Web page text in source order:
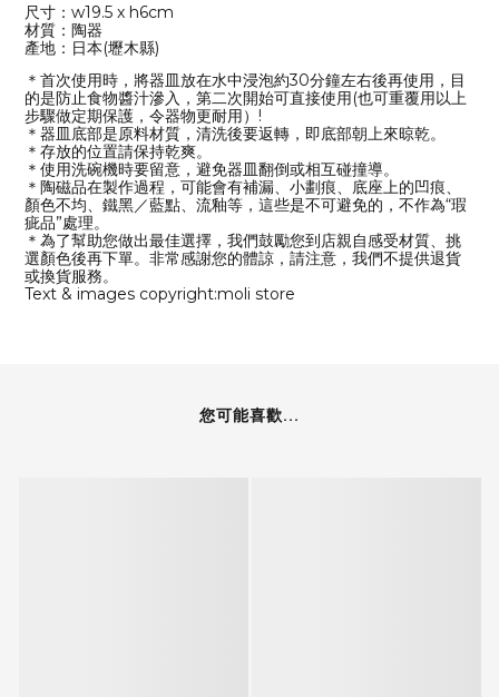
尺寸：w19.5 x h6cm
材質：陶器
產地：日本(壢木縣)
＊首次使用時，將器皿放在水中浸泡約30分鐘左右後再使用，目
的是防止食物醬汁滲入，第二次開始可直接使用(也可重覆用以上
步驟做定期保護，令器物更耐用）!
＊器皿底部是原料材質，清洗後要返轉，即底部朝上來晾乾。
＊存放的位置請保持乾爽。
＊使用洗碗機時要留意，避免器皿翻倒或相互碰撞導。
＊陶磁品在製作過程，可能會有補漏、小劃痕、底座上的凹痕、
顏色不均、鐵黑／藍點、流釉等，這些是不可避免的，不作為“瑕
疵品”處理。
＊為了幫助您做出最佳選擇，我們鼓勵您到店親自感受材質、挑
選顏色後再下單。非常感謝您的體諒，請注意，我們不提供退貨
或換貨服務。
Text & images copyright:moli store
您可能喜歡...